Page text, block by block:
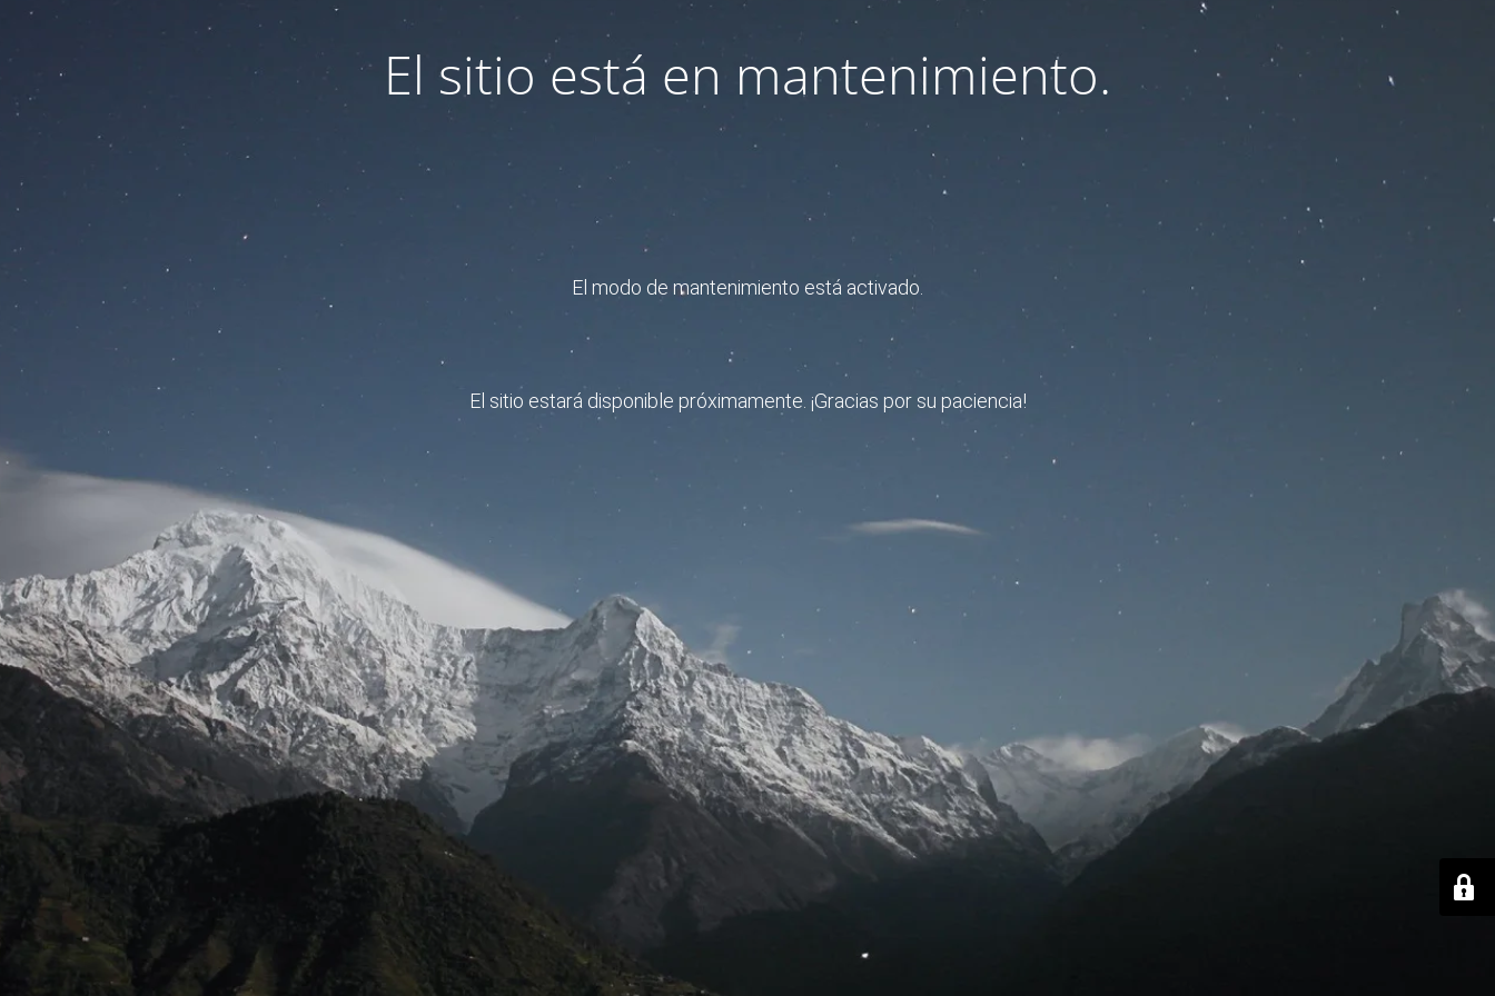
El sitio está en mantenimiento.
El modo de mantenimiento está activado.
El sitio estará disponible próximamente. ¡Gracias por su paciencia!